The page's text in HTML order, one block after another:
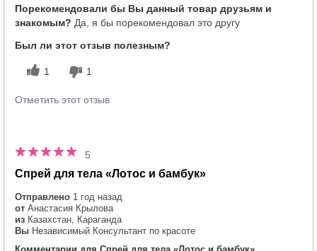
использования этого продукта?
Порекомендовали бы Вы данный товар друзьям и
знакомым? Да, я бы порекомендовал это другу
Был ли этот отзыв полезным?
1 1
Отметить этот отзыв
5
Спрей для тела «Лотос и бамбук»
Отправлено 1 год назад
от Анастасия Крылова
из Казахстан, Караганда
Вы Независимый Консультант по красоте